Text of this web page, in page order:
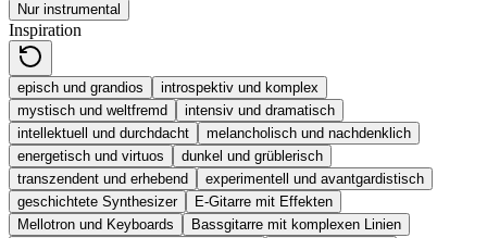
Nur instrumental
Inspiration
episch und grandios
introspektiv und komplex
mystisch und weltfremd
intensiv und dramatisch
intellektuell und durchdacht
melancholisch und nachdenklich
energetisch und virtuos
dunkel und grüblerisch
transzendent und erhebend
experimentell und avantgardistisch
geschichtete Synthesizer
E-Gitarre mit Effekten
Mellotron und Keyboards
Bassgitarre mit komplexen Linien